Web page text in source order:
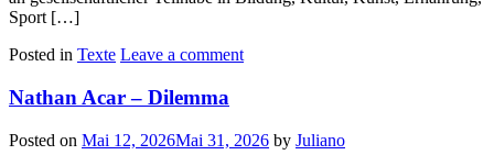
Sport […]
Posted in Texte Leave a comment
Nathan Acar – Dilemma
Posted on Mai 12, 2026Mai 31, 2026 by Juliano